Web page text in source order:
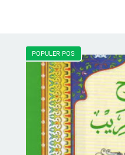
POPULER POS